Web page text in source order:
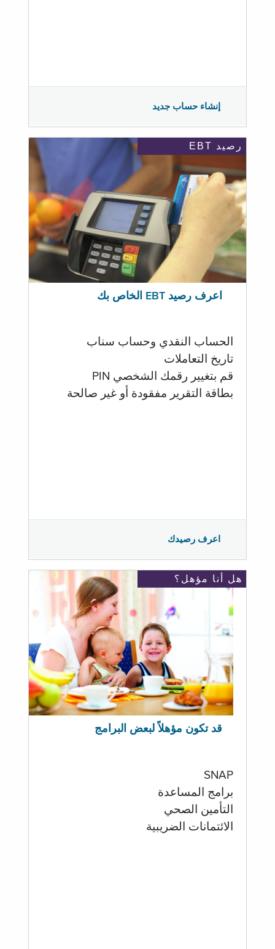
إنشاء حساب جديد
رصيد EBT
اعرف رصيد EBT الخاص بك
الحساب النقدي وحساب سناب
تاريخ التعاملات
قم بتغيير رقمك الشخصي PIN
بطاقة التقرير مفقودة أو غير صالحة
اعرف رصيدك
هل أنا مؤهل؟
قد تكون مؤهلاً لبعض البرامج
SNAP
برامج المساعدة
التأمين الصحي
الائتمانات الضريبية